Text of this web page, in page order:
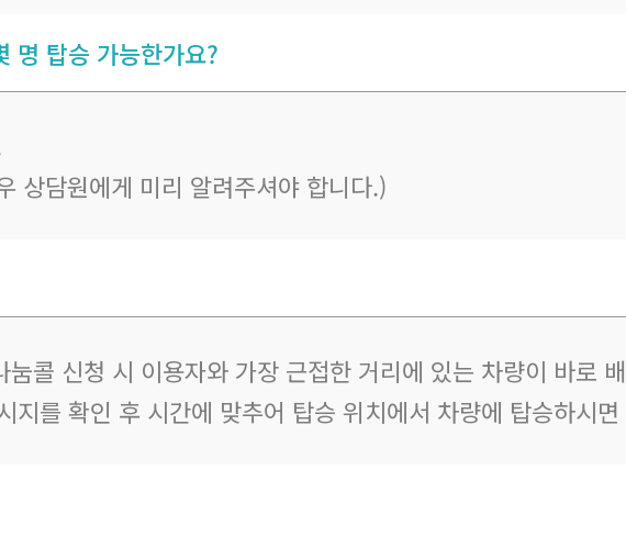
명 탑승 가능한가요?
상담원에게 미리 알려주셔야 합니다.)
콜 신청 시 이용자와 가장 근접한 거리에 있는 차량이 바로
지를 확인 후 시간에 맞추어 탑승 위치에서 차량에 탑승하시